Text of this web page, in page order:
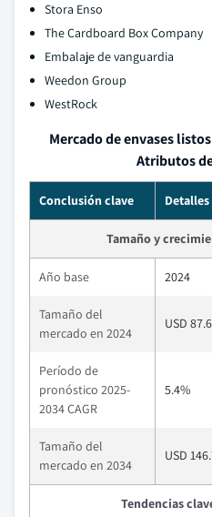
Stora Enso
The Cardboard Box Company
Embalaje de vanguardia
Weedon Group
WestRock
Mercado de envases
Atributos
Conclusión clave Detalles
Tamaño y
Año base 2024
Tamaño del
mercado en 2024
USD
Período de
pronóstico 2025-
2034 CAGR
5.4%
Tamaño del
mercado en 2034
USD
Tendencias